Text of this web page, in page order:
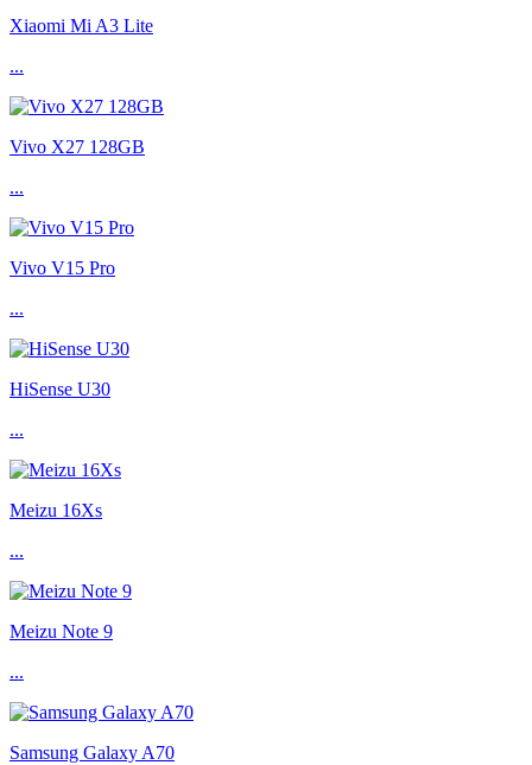
Xiaomi Mi A3 Lite
...
Vivo X27 128GB
...
Vivo V15 Pro
...
HiSense U30
...
Meizu 16Xs
...
Meizu Note 9
...
Samsung Galaxy A70